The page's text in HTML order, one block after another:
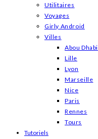
Utilitaires
Voyages
Girly Android
Villes
Abou Dhabi
Lille
Lyon
Marseille
Nice
Paris
Rennes
Tours
Tutoriels